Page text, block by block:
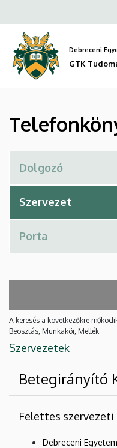
GTK
Tudományos
Diákkör
a
tartalomra
Debreceni
GTK
A keresés a következőkre
Beosztás, Munkakör, Mellék
Szervezetek
Betegirányító
Felettes szervezeti
Debreceni Egyetem